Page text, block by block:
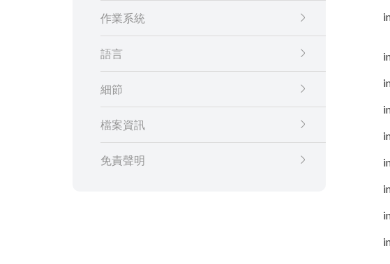
作業系統
語言
細節
檔案資訊
免責聲明